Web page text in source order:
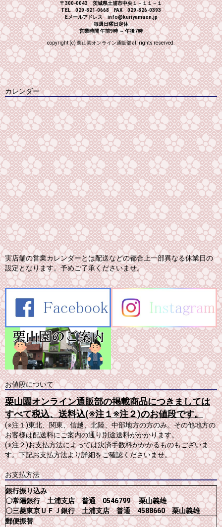
〒300-0043 茨城県土浦市中央１－１１－１
TEL 029-821-0668 FAX 029-826-0393
Eメールアドレス info@kuriyamaen.jp
毎週日曜日定休
営業時間 午前9時 ～ 午後7時
copyright (c) 栗山園オンライン通販部 all rights reserved.
カレンダー
実店舗の営業カレンダーとは配送などの都合上一部異なる休業日の
設定となります。予めご了承くださいませ。
お値段について
栗山園オンライン通販部の掲載商品につきましては
すべて税込、送料込(※注１※注２)のお値段です。
(※注１)東北、関東、信越、北陸、中部地方の方のみ。その他地方の
お客様は配送料にご案内の通り別途送料がかかります。
(※注２)お支払方法によっては決済手数料がかかるものもございま
す。下記お支払方法より詳細をご確認くださいませ。
お支払方法
銀行振り込み
〇常陽銀行 土浦支店 普通 0546799 栗山義雄
〇三菱東京ＵＦＪ銀行 土浦支店 普通 4588660 栗山義雄
郵便振替